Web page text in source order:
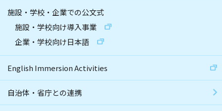
施設・学校・企業での公文式
施設・学校向け導入事業
企業・学校向け日本語
English Immersion Activities
自治体・省庁との連携